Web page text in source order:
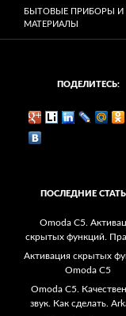
БЫТОВЫЕ ПРИБОРЫ И
МАТЕРИАЛЫ
ПОДЕЛИТЕСЬ:
ПОСЛЕДНИЕ
Omoda C5.
скрытых функций.
Активация скрытых
Omoda C5
Omoda C5.
звук. Как сделать.